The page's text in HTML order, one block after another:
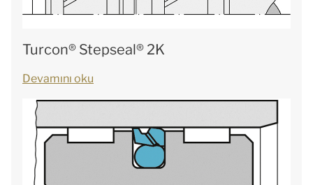
Turcon® Stepseal® 2K
Devamını oku